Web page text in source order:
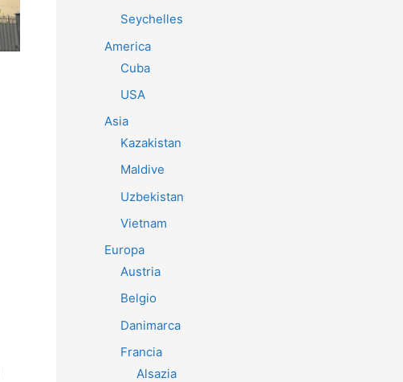
Seychelles
America
Cuba
USA
Asia
Kazakistan
Maldive
Uzbekistan
Vietnam
Europa
Austria
Belgio
Danimarca
Francia
Alsazia